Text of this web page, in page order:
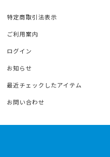
特定商取引法表示
ご利用案内
ログイン
お知らせ
最近チェックしたアイテム
お問い合わせ